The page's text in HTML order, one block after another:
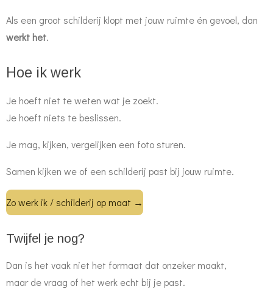
Als een groot schilderij klopt met jouw ruimte én gevoel, dan
werkt het.
Hoe ik werk
Je hoeft niet te weten wat je zoekt.
Je hoeft niets te beslissen.
Je mag, kijken, vergelijken een foto sturen.
Samen kijken we of een schilderij past bij jouw ruimte.
Zo werk ik / schilderij op maat →
Twijfel je nog?
Dan is het vaak niet het formaat dat onzeker maakt,
maar de vraag of het werk echt bij je past.